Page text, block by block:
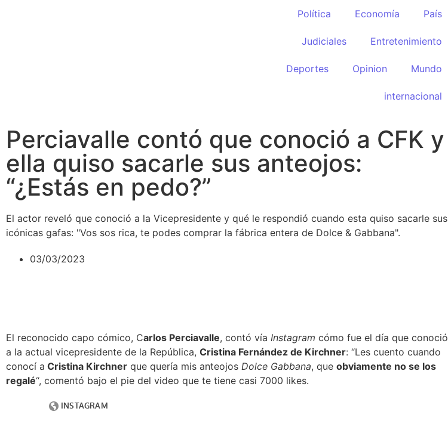
Política Economía País
Judiciales Entretenimiento
Deportes Opinion Mundo
internacional
Perciavalle contó que conoció a CFK y
ella quiso sacarle sus anteojos:
“¿Estás en pedo?”
El actor reveló que conoció a la Vicepresidente y qué le respondió cuando esta quiso sacarle sus
icónicas gafas: "Vos sos rica, te podes comprar la fábrica entera de Dolce & Gabbana".
03/03/2023
El reconocido capo cómico, Carlos Perciavalle, contó vía Instagram cómo fue el día que conoció
a la actual vicepresidente de la República, Cristina Fernández de Kirchner: “Les cuento cuando
conocí a Cristina Kirchner que quería mis anteojos Dolce Gabbana, que obviamente no se los
regalé“, comentó bajo el pie del video que te tiene casi 7000 likes.